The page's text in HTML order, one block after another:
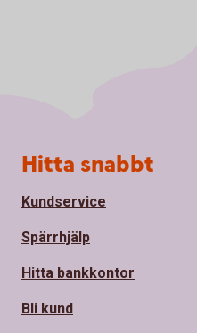
Sidfot
Hitta snabbt
Kundservice
Spärrhjälp
Hitta bankkontor
Bli kund